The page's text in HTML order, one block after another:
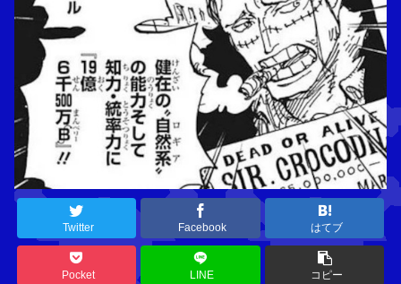
Twitter Facebook はてブ
Pocket LINE コピー